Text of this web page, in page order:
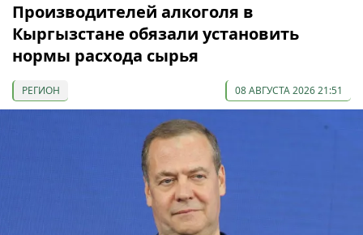
Производителей алкоголя в
Кыргызстане обязали установить
нормы расхода сырья
РЕГИОН 08 АВГУСТА 2026 21:51